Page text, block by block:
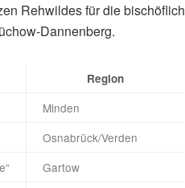
Rehwildes für die
Dannenberg.
Region
Minden
Osnabrück/Verden
Gartow